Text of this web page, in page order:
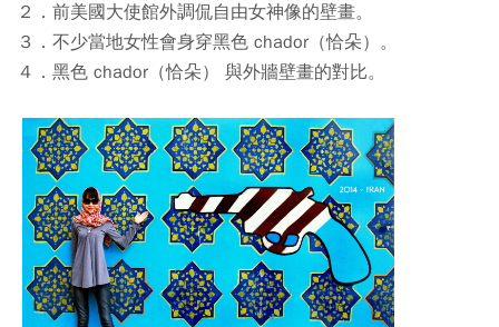
２．前美國大使館外調侃自由女神像的壁畫。
３．不少當地女性會身穿黑色 chador（恰朵）。
４．黑色 chador（恰朵） 與外牆壁畫的對比。